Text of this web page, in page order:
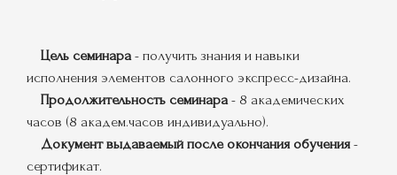
Цель семинара- получить знания и навыки
исполнения элементов салонного экспресс-дизайна.
Продолжительность семинара- 8 академических
часов (8 академ.часов индивидуально).
Документ выдаваемый после окончания обучения-
сертификат.